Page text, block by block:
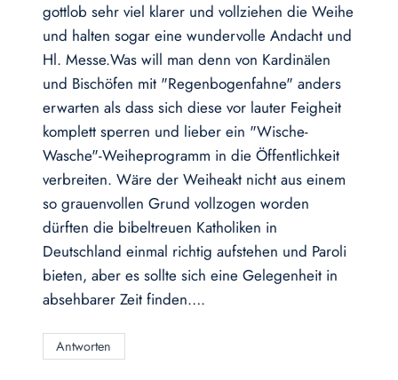
gottlob sehr viel klarer und vollziehen die Weihe
und halten sogar eine wundervolle Andacht und
Hl. Messe.Was will man denn von Kardinälen
und Bischöfen mit "Regenbogenfahne" anders
erwarten als dass sich diese vor lauter Feigheit
komplett sperren und lieber ein "Wische-
Wasche"-Weiheprogramm in die Öffentlichkeit
verbreiten. Wäre der Weiheakt nicht aus einem
so grauenvollen Grund vollzogen worden
dürften die bibeltreuen Katholiken in
Deutschland einmal richtig aufstehen und Paroli
bieten, aber es sollte sich eine Gelegenheit in
absehbarer Zeit finden….
Antworten